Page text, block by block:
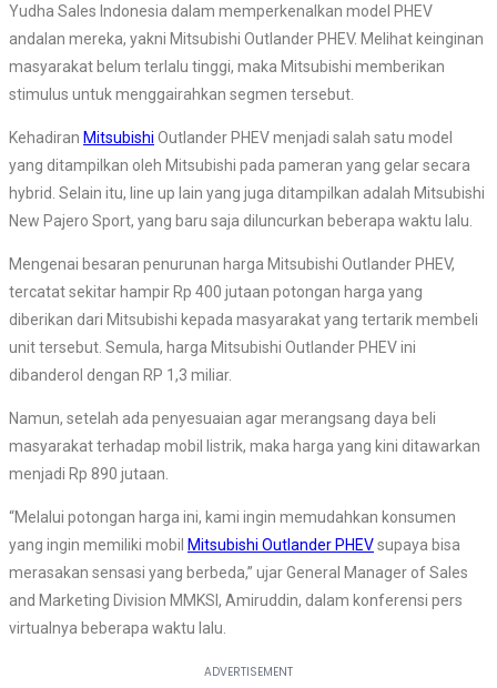
Yudha Sales Indonesia dalam memperkenalkan model PHEV
andalan mereka, yakni Mitsubishi Outlander PHEV. Melihat keinginan
masyarakat belum terlalu tinggi, maka Mitsubishi memberikan
stimulus untuk menggairahkan segmen tersebut.
Kehadiran Mitsubishi Outlander PHEV menjadi salah satu model
yang ditampilkan oleh Mitsubishi pada pameran yang gelar secara
hybrid. Selain itu, line up lain yang juga ditampilkan adalah Mitsubishi
New Pajero Sport, yang baru saja diluncurkan beberapa waktu lalu.
Mengenai besaran penurunan harga Mitsubishi Outlander PHEV,
tercatat sekitar hampir Rp 400 jutaan potongan harga yang
diberikan dari Mitsubishi kepada masyarakat yang tertarik membeli
unit tersebut. Semula, harga Mitsubishi Outlander PHEV ini
dibanderol dengan RP 1,3 miliar.
Namun, setelah ada penyesuaian agar merangsang daya beli
masyarakat terhadap mobil listrik, maka harga yang kini ditawarkan
menjadi Rp 890 jutaan.
“Melalui potongan harga ini, kami ingin memudahkan konsumen
yang ingin memiliki mobil Mitsubishi Outlander PHEVsupaya bisa
merasakan sensasi yang berbeda,” ujar General Manager of Sales
and Marketing Division MMKSI, Amiruddin, dalam konferensi pers
virtualnya beberapa waktu lalu.